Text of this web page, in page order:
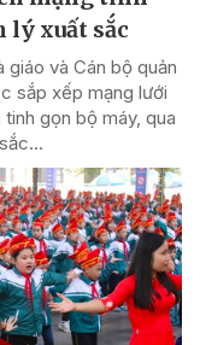
lý xuất sắc
và Cán bộ quản
sắp xếp mạng lưới
gọn bộ máy, qua